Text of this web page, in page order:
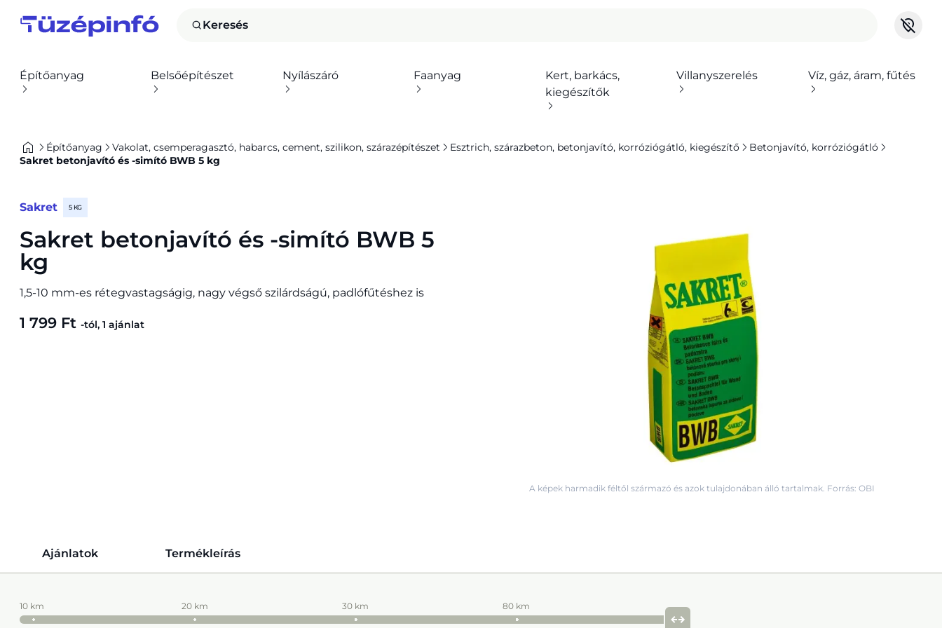
Keresés
Építőanyag Belsőépítészet Nyílászáró Faanyag
Kert, barkács,
kiegészítők
Villanyszerelés Víz, gáz, áram, fűtés
Építőanyag Vakolat, csemperagasztó, habarcs, cement, szilikon, szárazépítészet Esztrich, szárazbeton, betonjavító, korróziógátló, kiegészítő
Betonjavító, korróziógátló
Sakret betonjavító és -simító BWB 5 kg
Sakret 5 KG
Sakret betonjavító és -simító BWB 5
kg
1,5-10 mm-es rétegvastagságig, nagy végső szilárdságú, padlófűtéshez is
1 799 Ft -tól, 1 ajánlat
A képek harmadik féltől származó és azok tulajdonában álló tartalmak. Forrás: OBI
Ajánlatok Termékleírás
10 km 20 km 30 km 80 km